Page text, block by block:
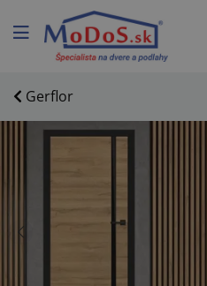
Gerflor